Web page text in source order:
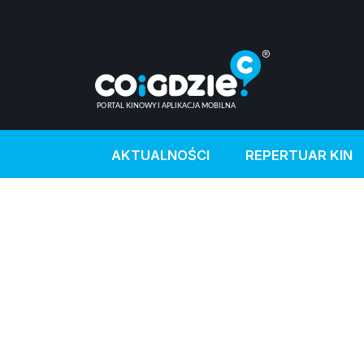
AKTUALNOŚCI REPERTUAR KIN